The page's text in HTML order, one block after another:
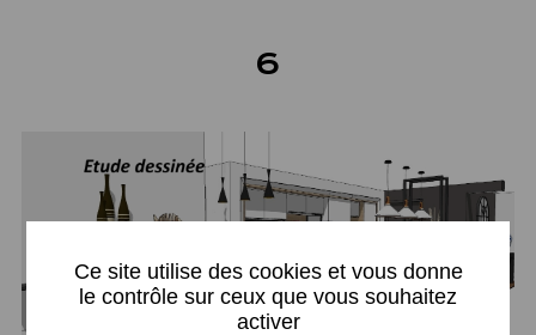
6
Ce site utilise des cookies et vous donne
le contrôle sur ceux que vous souhaitez
activer